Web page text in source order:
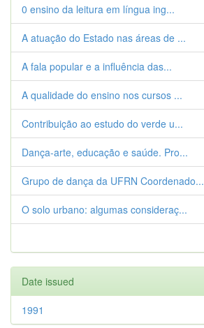
0 ensino da leitura em língua ing...
A atuação do Estado nas áreas de ...
A fala popular e a influência das...
A qualidade do ensino nos cursos ...
Contribuição ao estudo do verde u...
Dança-arte, educação e saúde. Pro...
Grupo de dança da UFRN Coordenado...
O solo urbano: algumas consideraç...
Date issued
1991